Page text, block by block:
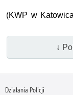
(KWP w
↓
Działania Policji